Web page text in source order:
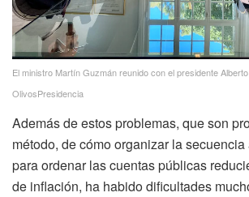
El ministro Martín Guzmán reunido con el presidente
OlivosPresidencia
Además de estos problemas, que son
método, de cómo organizar la
para ordenar las cuentas públicas
de inflación, ha habido dificultades